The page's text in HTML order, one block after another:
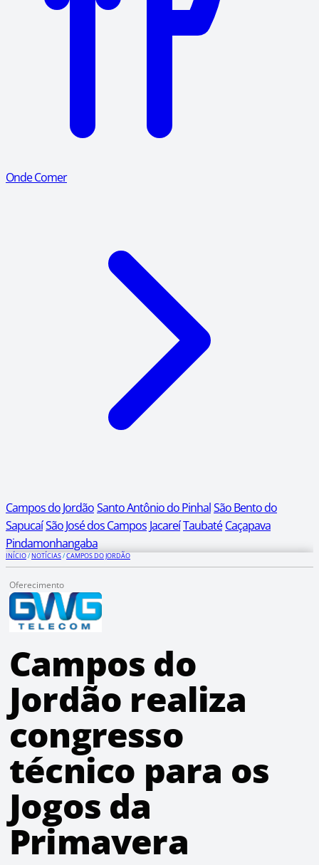
Onde Comer
Campos do JordãoSanto Antônio do PinhalSão Bento do
SapucaíSão José dos Campos JacareíTaubaté Caçapava
Pindamonhangaba
INÍCIO/NOTÍCIAS/CAMPOS DO JORDÃO
Oferecimento
Campos do
Jordão realiza
congresso
técnico para os
Jogos da
Primavera